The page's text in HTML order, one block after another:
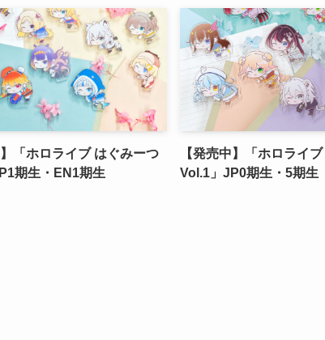
】「ホロライブ はぐみーつ
期生・EN1期生
【発売中】「ホロライ
Vol.1」JP0期生・5期生